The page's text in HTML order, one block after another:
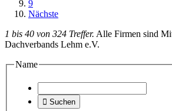
9
Nächste
1 bis 40 von 324 Treffer. Alle Firmen sind
Dachverbands Lehm e.V.
Name
 Suchen